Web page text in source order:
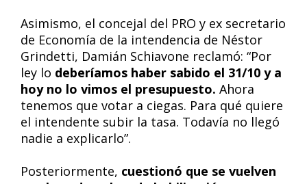
Asimismo, el concejal del PRO y ex secretario
de Economía de la intendencia de Néstor
Grindetti, Damián Schiavone reclamó: “Por
ley lo deberíamos haber sabido el 31/10 y a
hoy no lo vimos el presupuesto. Ahora
tenemos que votar a ciegas. Para qué quiere
el intendente subir la tasa. Todavía no llegó
nadie a explicarlo”.
Posteriormente, cuestionó que se vuelven